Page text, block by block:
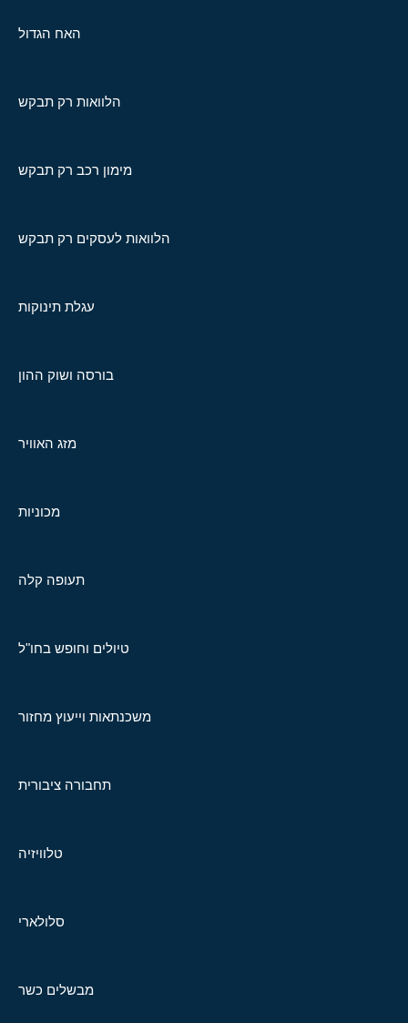
האח הגדול
הלוואות רק תבקש
מימון רכב רק תבקש
הלוואות לעסקים רק תבקש
עגלת תינוקות
בורסה ושוק ההון
מזג האוויר
מכוניות
תעופה קלה
טיולים וחופש בחו"ל
משכנתאות וייעוץ מחזור
תחבורה ציבורית
טלוויזיה
סלולארי
מבשלים כשר